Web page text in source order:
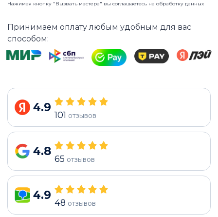
Нажимая кнопку "Вызвать мастера" вы соглашаетесь на обработку данных
Принимаем оплату любым удобным для вас
способом:
4.9
101 отзывов
4.8
65 отзывов
4.9
48 отзывов